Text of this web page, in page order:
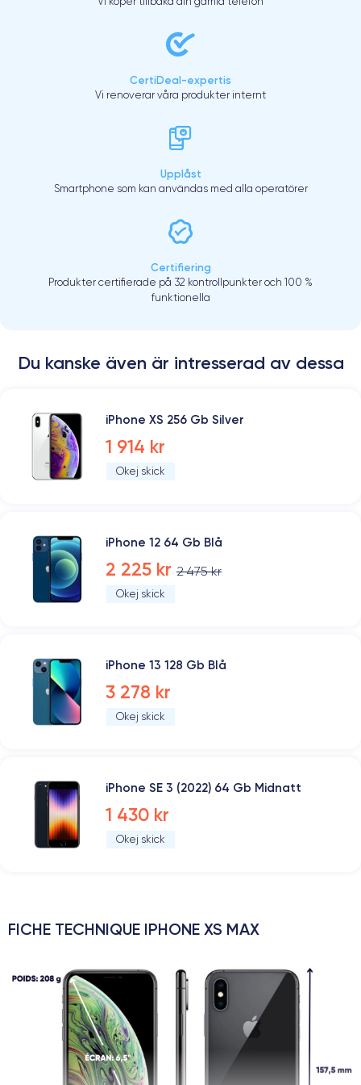
CertiDeal-expertis
Vi renoverar våra produkter internt
Upplåst
Smartphone som kan användas med alla operatörer
Certifiering
Produkter certifierade på 32 kontrollpunkter och 100 %
funktionella
Du kanske även är intresserad av dessa
iPhone XS 256 Gb Silver
1 914 kr
Okej skick
iPhone 12 64 Gb Blå
2 225 kr 2 475 kr
Okej skick
iPhone 13 128 Gb Blå
3 278 kr
Okej skick
iPhone SE 3 (2022) 64 Gb Midnatt
1 430 kr
Okej skick
FICHE TECHNIQUE IPHONE XS MAX